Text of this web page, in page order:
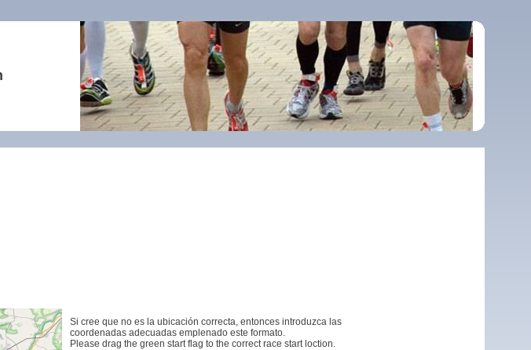
Si cree que no es la ubicación correcta, entonces introduzca las
coordenadas adecuadas emplenado este formato.
Please drag the green start flag to the correct race start loction.